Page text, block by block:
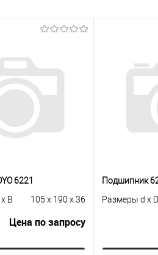
6221
B
105 x 190 x 36
Цена по запросу
Подшипник
Размеры d x